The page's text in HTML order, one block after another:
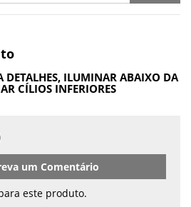
DETALHES, ILUMINAR ABAIXO DA
CÍLIOS INFERIORES
um Comentário
este produto.